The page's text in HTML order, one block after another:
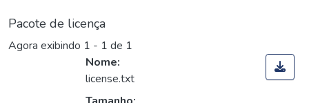
Pacote de licença
Agora exibindo 1 - 1 de 1
Nome:
license.txt